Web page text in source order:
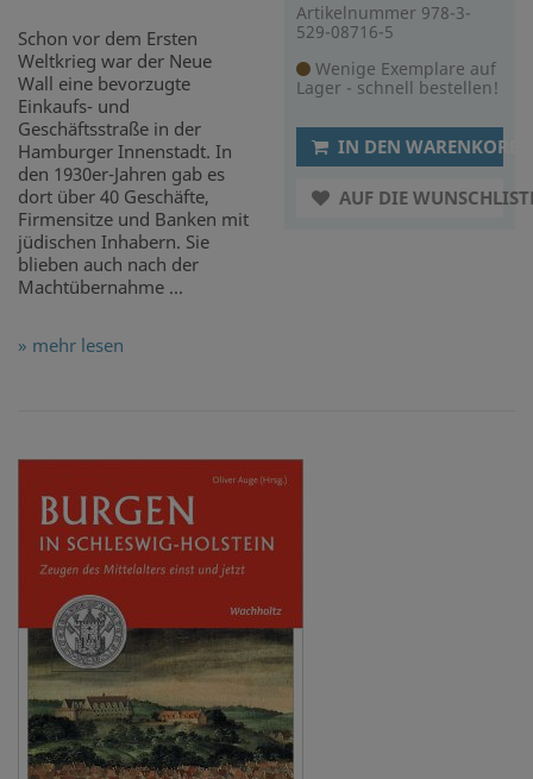
Schon vor dem Ersten
Weltkrieg war der Neue
Wall eine bevorzugte
Einkaufs- und
Geschäftsstraße in der
Hamburger Innenstadt. In
den 1930er-Jahren gab es
dort über 40 Geschäfte,
Firmensitze und Banken mit
jüdischen Inhabern. Sie
blieben auch nach der
Machtübernahme ...
» mehr lesen
Artikelnummer 978-3-
529-08716-5
Wenige Exemplare auf
Lager - schnell bestellen!
IN DEN WARENKORB
AUF DIE